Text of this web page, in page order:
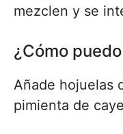
mezclen y se
¿Cómo
Añade hojuelas
pimienta de